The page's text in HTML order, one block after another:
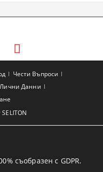
Чести Въпроси
Лични Данни
съобразен с GDPR.